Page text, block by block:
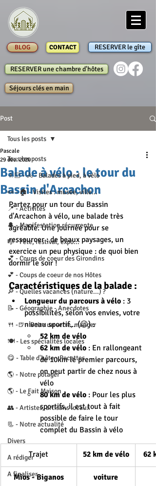
BLOG CONTACT RESERVER le gîte
RESERVER une chambre d'hôtes
Séjours clés en main
Post
Tous les posts
🚶🏻 - 🚴 - Balades à pied, à vélo
👀 - 🏠 - Visites : musée, ville...
📍 - Activités
🔔 - Manifestation récurrente
🎼 - Fête, festival, expo...
💕 - Coups de coeur des Girondins
💕 - Coups de coeur de nos Hôtes
🔎 - Quelles vacances (nature...) ?
📝 - Géographie - Anecdotes
🍴 -🍺 - Boire un verre, manger
🍽 - Les spécialités locales
😋 - Table d'hôte - Recettes
🌎 - Notre potager
🌎 - Le Fait Maison
👥 - Artistes, artisans locaux
📃 - Notre actualité
Divers
A rédiger
A finaliser
Tous les posts
Balade à vélo : le tour du
Bassin d'Arcachon
Pascale
29 déc. 2020
Partez pour un tour du Bassin
d'Arcachon à vélo, une balade très
agréable. Une journée pour se
ressourcer : de beaux paysages, un
exercice un peu physique : de quoi bien
dormir le soir !
Caractéristiques de la balade :
Longueur du parcours à vélo : 3
possibilités, selon vos envies, votre
niveau sportif... (😉) :
52 km de vélo
62 km de vélo : En rallongeant
de 10km le premier parcours,
on peut partir de chez nous à
vélo
80 km de vélo : Pour les plus
sportifs, il est tout à fait
possible de faire le tour
complet du Bassin à vélo
Trajet ​52 km de vélo 62
Mios - Biganos voiture